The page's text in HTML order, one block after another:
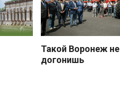
Такой Воронеж не
догонишь